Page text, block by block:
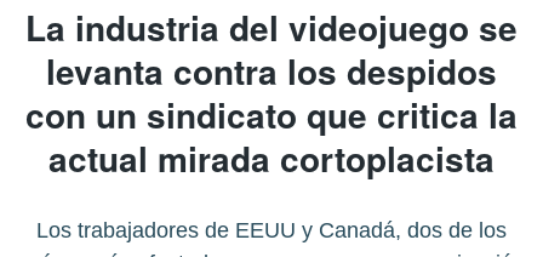
La industria del videojuego se
levanta contra los despidos
con un sindicato que critica la
actual mirada cortoplacista
Los trabajadores de EEUU y Canadá, dos de los